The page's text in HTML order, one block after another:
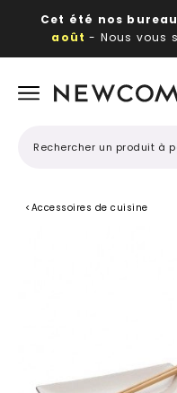
Cet été nos
août - Nous vous
< Accessoires de cuisine